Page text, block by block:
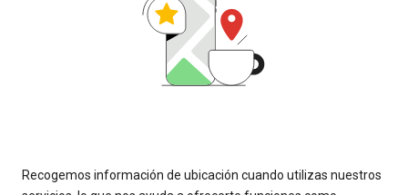
Recogemos información de ubicación cuando utilizas nuestros